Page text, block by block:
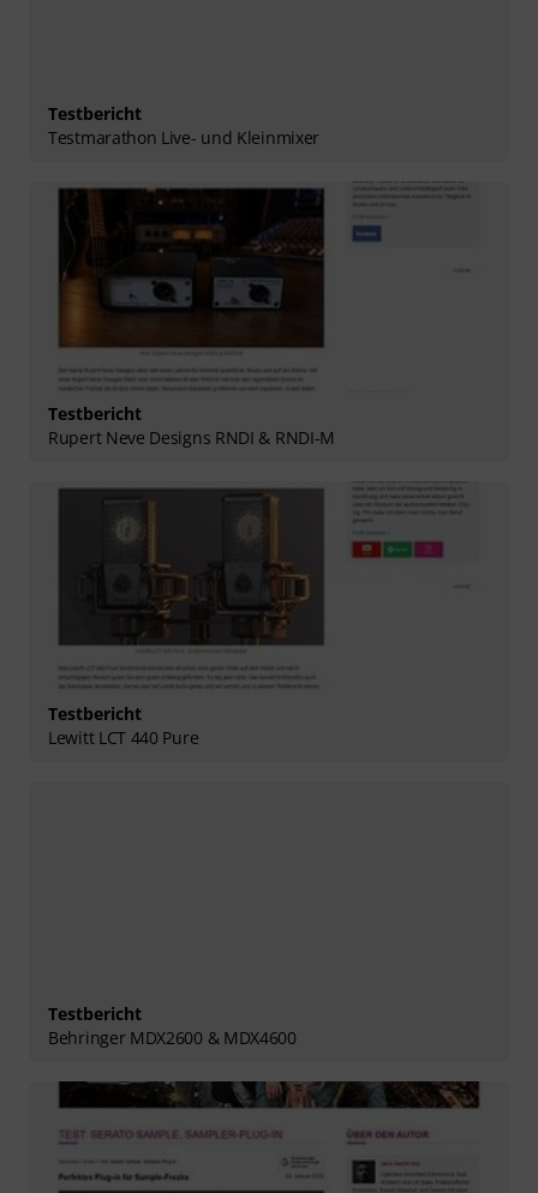
Testbericht
Testmarathon Live- und Kleinmixer
Testbericht
Rupert Neve Designs RNDI & RNDI-M
Testbericht
Lewitt LCT 440 Pure
Testbericht
Behringer MDX2600 & MDX4600